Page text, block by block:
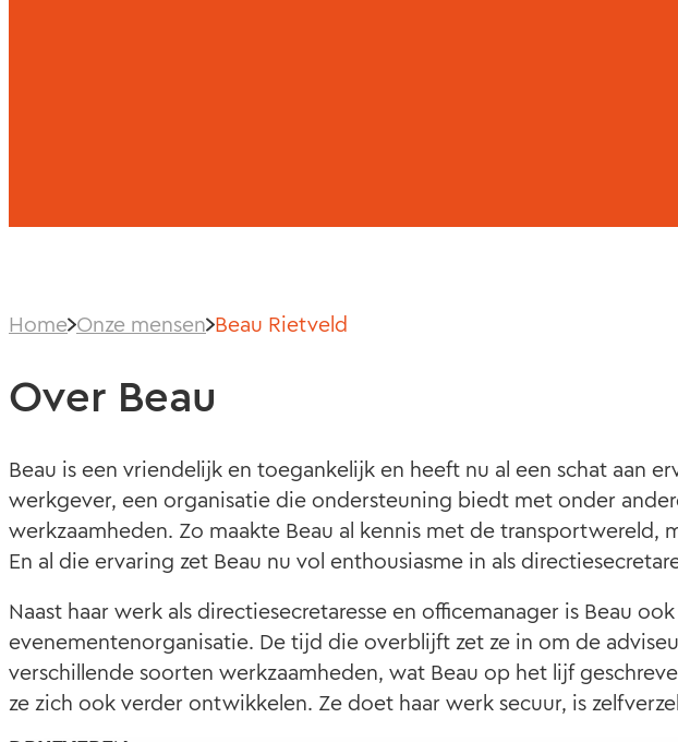
Home Onze mensen Beau Rietveld
Over Beau
Beau is een vriendelijk en toegankelijk en heeft nu al een schat aan
werkgever, een organisatie die ondersteuning biedt met onder
werkzaamheden. Zo maakte Beau al kennis met de transportwereld,
En al die ervaring zet Beau nu vol enthousiasme in als
Naast haar werk als directiesecretaresse en officemanager is Beau
evenementenorganisatie. De tijd die overblijft zet ze in om de
verschillende soorten werkzaamheden, wat Beau op het lijf
ze zich ook verder ontwikkelen. Ze doet haar werk secuur, is